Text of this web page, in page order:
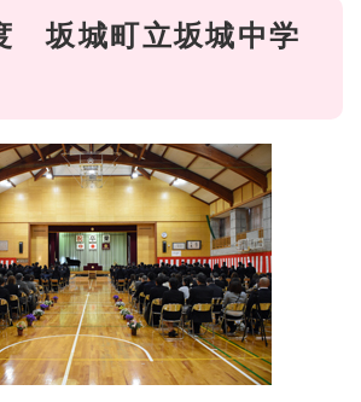
坂城町立坂城中学